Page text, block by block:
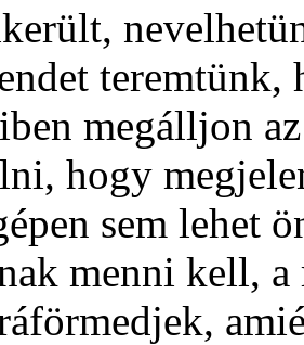
megálljon
hogy
sem lehet
menni kell,